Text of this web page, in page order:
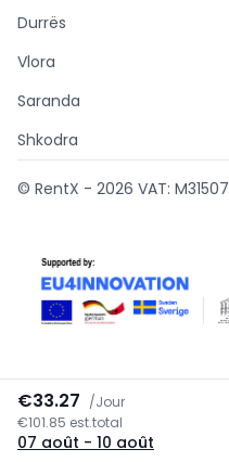
€33.27 /Jour
€101.85 est.total
07 août - 10 août
Durrës
Vlora
Saranda
Shkodra
© RentX - 2026 VAT: